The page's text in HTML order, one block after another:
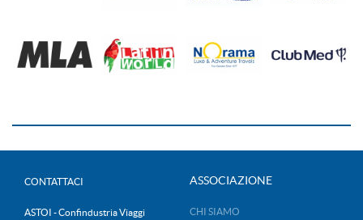
CONTATTACI
ASTOI - Confindustria Viaggi
ASSOCIAZIONE
CHI SIAMO